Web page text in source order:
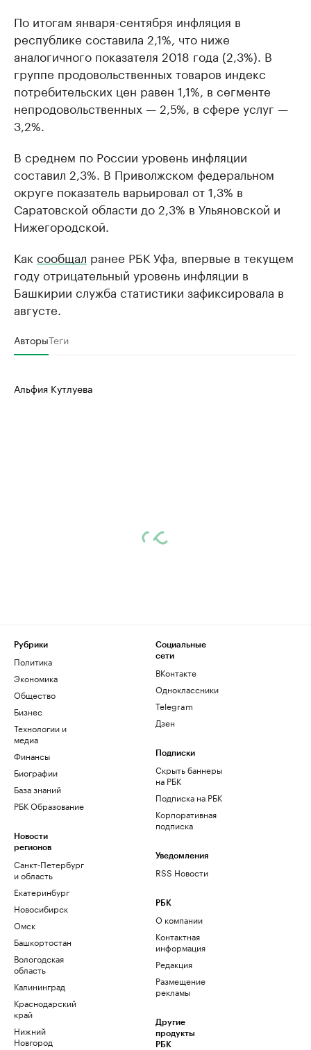
По итогам января-сентября инфляция в
республике составила 2,1%, что ниже
аналогичного показателя 2018 года (2,3%). В
группе продовольственных товаров индекс
потребительских цен равен 1,1%, в сегменте
непродовольственных — 2,5%, в сфере услуг —
3,2%.
В среднем по России уровень инфляции
составил 2,3%. В Приволжском федеральном
округе показатель варьировал от 1,3% в
Саратовской области до 2,3% в Ульяновской и
Нижегородской.
Как сообщал ранее РБК Уфа, впервые в текущем
году отрицательный уровень инфляции в
Башкирии служба статистики зафиксировала в
августе.
АвторыТеги
Альфия Кутлуева
Рубрики
Политика
Экономика
Общество
Бизнес
Технологии и
медиа
Финансы
Биографии
База знаний
РБК Образование
Новости
регионов
Санкт-Петербург
и область
Екатеринбург
Новосибирск
Омск
Башкортостан
Вологодская
область
Калининград
Краснодарский
край
Нижний
Новгород
Социальные
сети
ВКонтакте
Одноклассники
Telegram
Дзен
Подписки
Скрыть баннеры
на РБК
Подписка на РБК
Корпоративная
подписка
Уведомления
RSS Новости
РБК
О компании
Контактная
информация
Редакция
Размещение
рекламы
Другие
продукты
РБК